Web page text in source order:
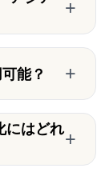
+
能？ +
にはどれ+